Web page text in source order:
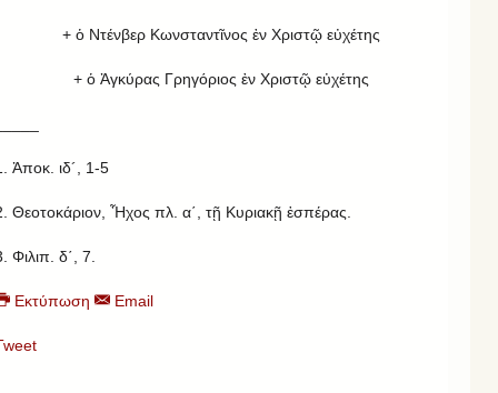
+ ὁ Ντένβερ Κωνσταντῖνος ἐν Χριστῷ εὐχέτης
+ ὁ Ἀγκύρας Γρηγόριος ἐν Χριστῷ εὐχέτης
Ἀποκ. ιδ´, 1-5
Θεοτοκάριον, Ἦχος πλ. α΄, τῇ Κυριακῇ ἑσπέρας.
Φιλιπ. δ΄, 7.
Εκτύπωση Email